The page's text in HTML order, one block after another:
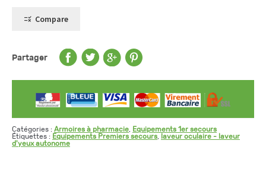
Compare
Partager
Catégories : Armoires à pharmacie
Equipements 1er secours
Étiquettes : Equipements Premiers secours
laveur oculaire - laveur
d'yeux autonome